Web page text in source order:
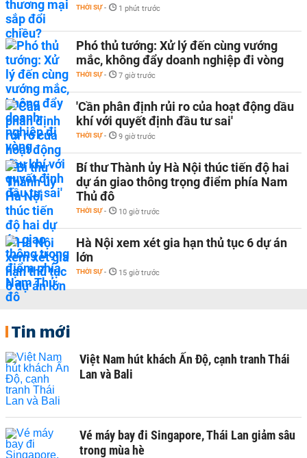
THỜI SỰ - 1 phút trước
Phó thủ tướng: Xử lý đến cùng vướng
mắc, không đẩy doanh nghiệp đi vòng
THỜI SỰ - 7 giờ trước
'Cần phân định rủi ro của hoạt động dầu
khí với quyết định đầu tư sai'
THỜI SỰ - 9 giờ trước
Bí thư Thành ủy Hà Nội thúc tiến độ hai
dự án giao thông trọng điểm phía Nam
Thủ đô
THỜI SỰ - 10 giờ trước
Hà Nội xem xét gia hạn thủ tục 6 dự án
lớn
THỜI SỰ - 15 giờ trước
Tin mới
Việt Nam hút khách Ấn Độ, cạnh tranh Thái
Lan và Bali
Vé máy bay đi Singapore, Thái Lan giảm sâu
trong mùa hè